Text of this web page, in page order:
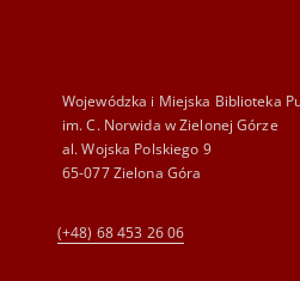
Wojewódzka i Miejska Biblioteka
im. C. Norwida w Zielonej Górze
al. Wojska Polskiego 9
65-077 Zielona Góra
(+48) 68 453 26 06